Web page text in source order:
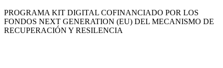
PROGRAMA KIT DIGITAL COFINANCIADO POR LOS
FONDOS NEXT GENERATION (EU) DEL MECANISMO DE
RECUPERACIÓN Y RESILENCIA